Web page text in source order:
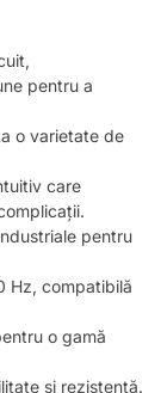
pentru a
o varietate de
care
pentru
Hz, compatibilă
o gamă
și rezistență.